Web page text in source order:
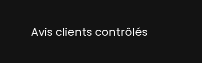
Avis clients contrôlés